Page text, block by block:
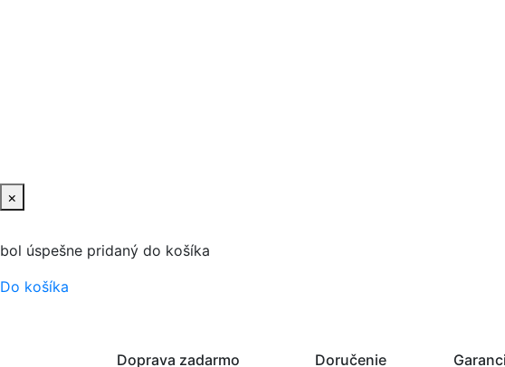
×
bol úspešne pridaný do košíka
Do košíka
Doprava zadarmo Doručenie